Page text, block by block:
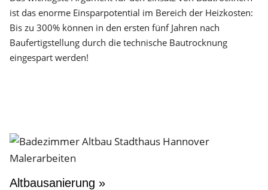
ist das enorme Einsparpotential im Bereich der Heizkosten:
Bis zu 300% können in den ersten fünf Jahren nach
Baufertigstellung durch die technische Bautrocknung
eingespart werden!
Altbausanierung »